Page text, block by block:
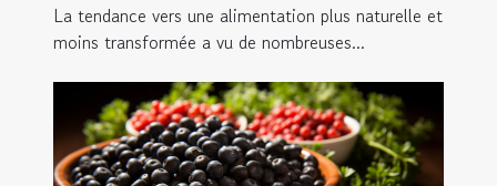
La tendance vers une alimentation plus naturelle et
moins transformée a vu de nombreuses...